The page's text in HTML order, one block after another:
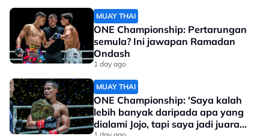
MUAY THAI
ONE Championship: Pertarungan
semula? Ini jawapan Ramadan
Ondash
1 day ago
MUAY THAI
ONE Championship: 'Saya kalah
lebih banyak daripada apa yang
dialami Jojo, tapi saya jadi juara